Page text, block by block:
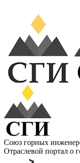
Союз горных
Отраслевой портал